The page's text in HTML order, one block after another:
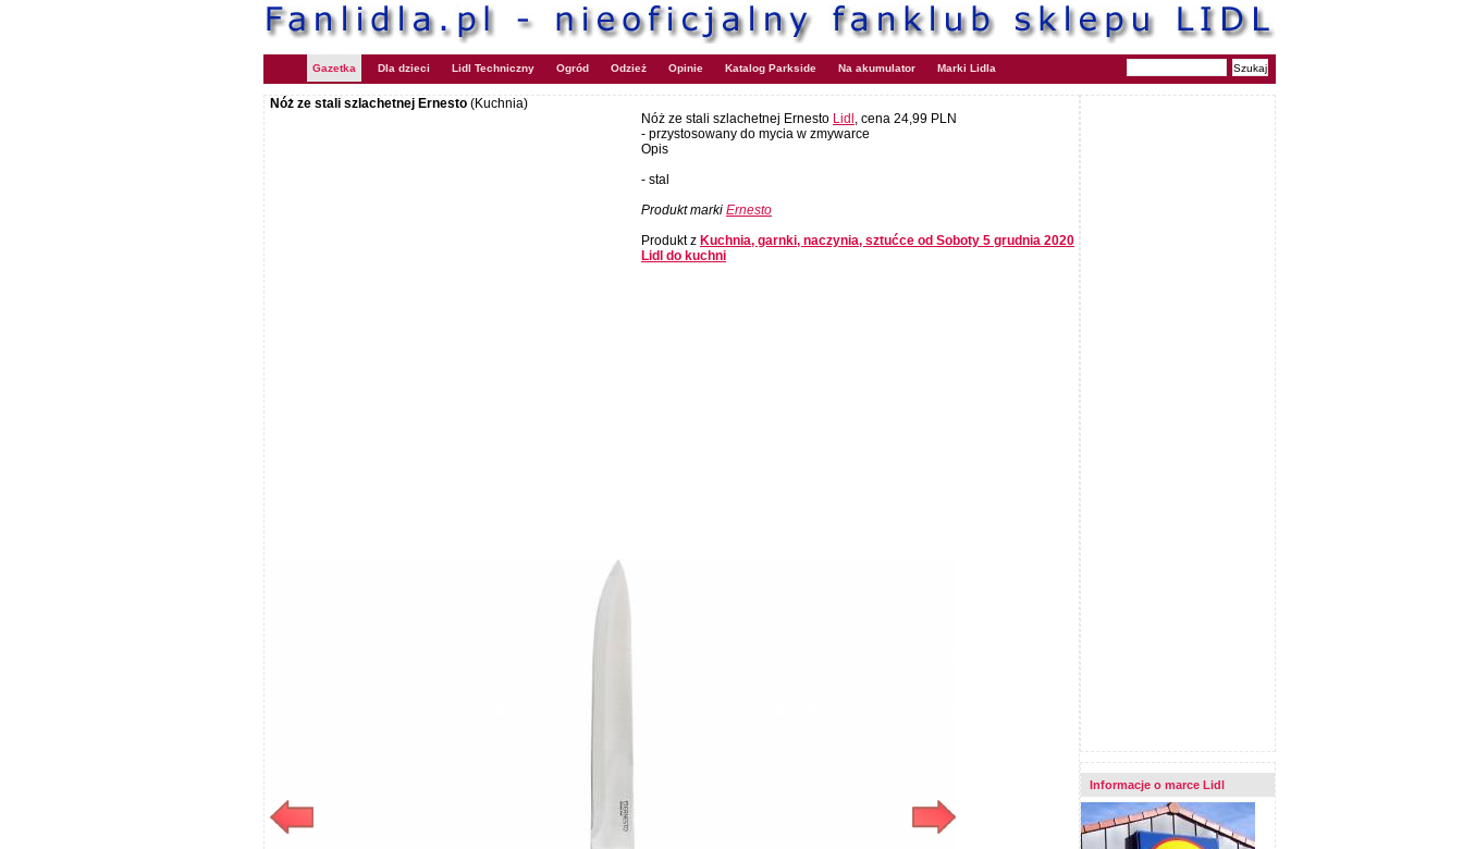
Gazetka Dla dzieci Lidl Techniczny Ogród Odzież Opinie Katalog Parkside Na akumulator Marki Lidla
Nóż ze stali szlachetnej Ernesto (Kuchnia)
Nóż ze stali szlachetnej Ernesto Lidl , cena 24,99 PLN
- przystosowany do mycia w zmywarce
Opis
- stal
Produkt marki Ernesto
Produkt z Kuchnia, garnki, naczynia, sztućce od Soboty 5 grudnia 2020
Lidl do kuchni
Informacje o marce Lidl